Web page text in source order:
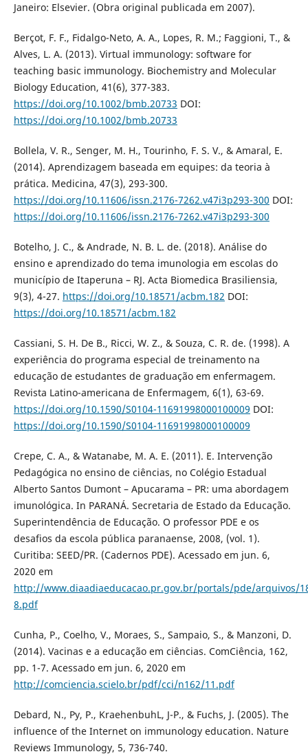
Janeiro: Elsevier. (Obra original publicada em 2007).
Berçot, F. F., Fidalgo-Neto, A. A., Lopes, R. M.; Faggioni, T., &
Alves, L. A. (2013). Virtual immunology: software for
teaching basic immunology. Biochemistry and Molecular
Biology Education, 41(6), 377-383.
https://doi.org/10.1002/bmb.20733 DOI:
https://doi.org/10.1002/bmb.20733
Bollela, V. R., Senger, M. H., Tourinho, F. S. V., & Amaral, E.
(2014). Aprendizagem baseada em equipes: da teoria à
prática. Medicina, 47(3), 293-300.
https://doi.org/10.11606/issn.2176-7262.v47i3p293-300 DOI:
https://doi.org/10.11606/issn.2176-7262.v47i3p293-300
Botelho, J. C., & Andrade, N. B. L. de. (2018). Análise do
ensino e aprendizado do tema imunologia em escolas do
município de Itaperuna – RJ. Acta Biomedica Brasiliensia,
9(3), 4-27. https://doi.org/10.18571/acbm.182 DOI:
https://doi.org/10.18571/acbm.182
Cassiani, S. H. De B., Ricci, W. Z., & Souza, C. R. de. (1998). A
experiência do programa especial de treinamento na
educação de estudantes de graduação em enfermagem.
Revista Latino-americana de Enfermagem, 6(1), 63-69.
https://doi.org/10.1590/S0104-11691998000100009 DOI:
https://doi.org/10.1590/S0104-11691998000100009
Crepe, C. A., & Watanabe, M. A. E. (2011). E. Intervenção
Pedagógica no ensino de ciências, no Colégio Estadual
Alberto Santos Dumont – Apucarama – PR: uma abordagem
imunológica. In PARANÁ. Secretaria de Estado da Educação.
Superintendência de Educação. O professor PDE e os
desafios da escola pública paranaense, 2008, (vol. 1).
Curitiba: SEED/PR. (Cadernos PDE). Acessado em jun. 6,
2020 em
http://www.diaadiaeducacao.pr.gov.br/portals/pde/arquivos/
8.pdf
Cunha, P., Coelho, V., Moraes, S., Sampaio, S., & Manzoni, D.
(2014). Vacinas e a educação em ciências. ComCiência, 162,
pp. 1-7. Acessado em jun. 6, 2020 em
http://comciencia.scielo.br/pdf/cci/n162/11.pdf
Debard, N., Py, P., KraehenbuhL, J-P., & Fuchs, J. (2005). The
influence of the Internet on immunology education. Nature
Reviews Immunology, 5, 736-740.